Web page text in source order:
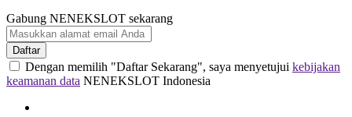
Gabung NENEKSLOT sekarang
Daftar
Dengan memilih "Daftar Sekarang", saya menyetujui kebijakan
keamanan data NENEKSLOT Indonesia